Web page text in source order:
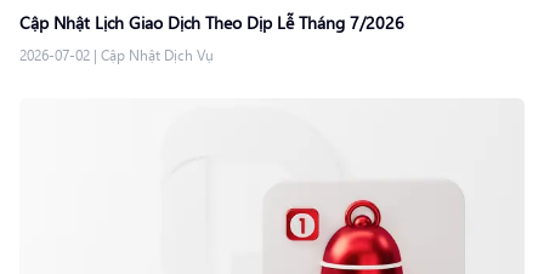
Cập Nhật Lịch Giao Dịch Theo Dịp Lễ Tháng 7/2026
2026-07-02 | Cập Nhật Dịch Vụ